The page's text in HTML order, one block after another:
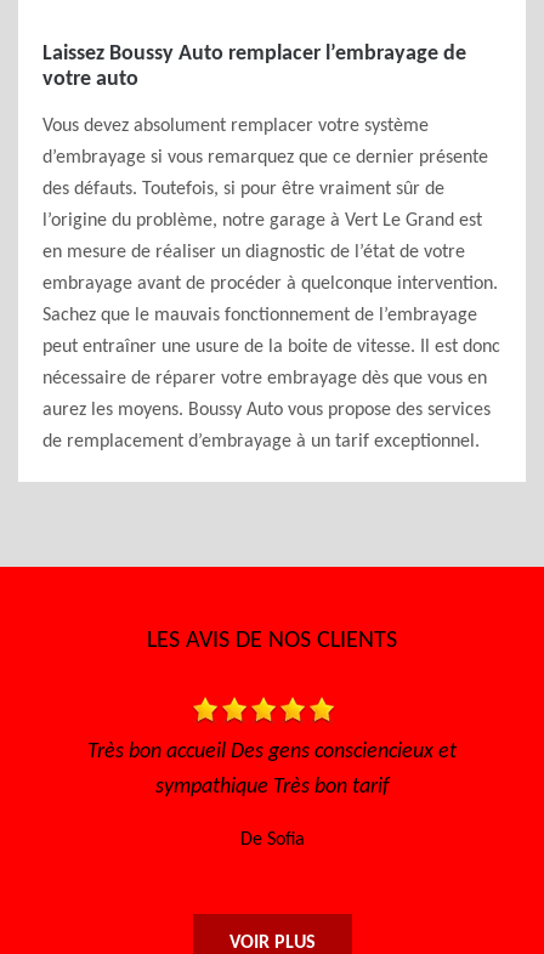
Laissez Boussy Auto remplacer l’embrayage de
votre auto
Vous devez absolument remplacer votre système
d’embrayage si vous remarquez que ce dernier présente
des défauts. Toutefois, si pour être vraiment sûr de
l’origine du problème, notre garage à Vert Le Grand est
en mesure de réaliser un diagnostic de l’état de votre
embrayage avant de procéder à quelconque intervention.
Sachez que le mauvais fonctionnement de l’embrayage
peut entraîner une usure de la boite de vitesse. Il est donc
nécessaire de réparer votre embrayage dès que vous en
aurez les moyens. Boussy Auto vous propose des services
de remplacement d’embrayage à un tarif exceptionnel.
LES AVIS DE NOS CLIENTS
Très bon accueil, rapide pour avoir un rendez vous, à
l'écoute Disponible, sérieux et efficace... Merci
VOIR PLUS